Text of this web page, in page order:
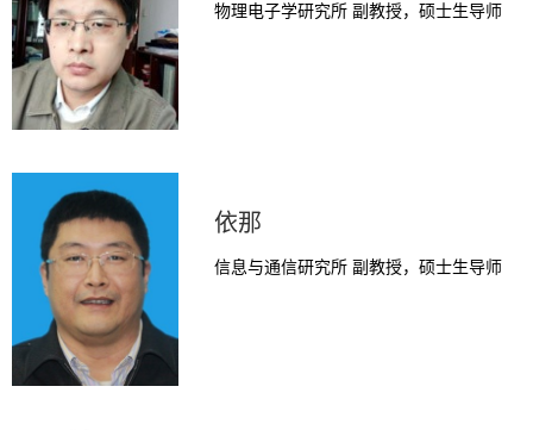
物理电子学研究所 副教授，硕士生导师
依那
信息与通信研究所 副教授，硕士生导师